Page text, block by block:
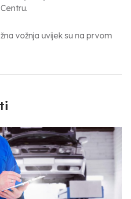
vožnja uvijek su na prvom